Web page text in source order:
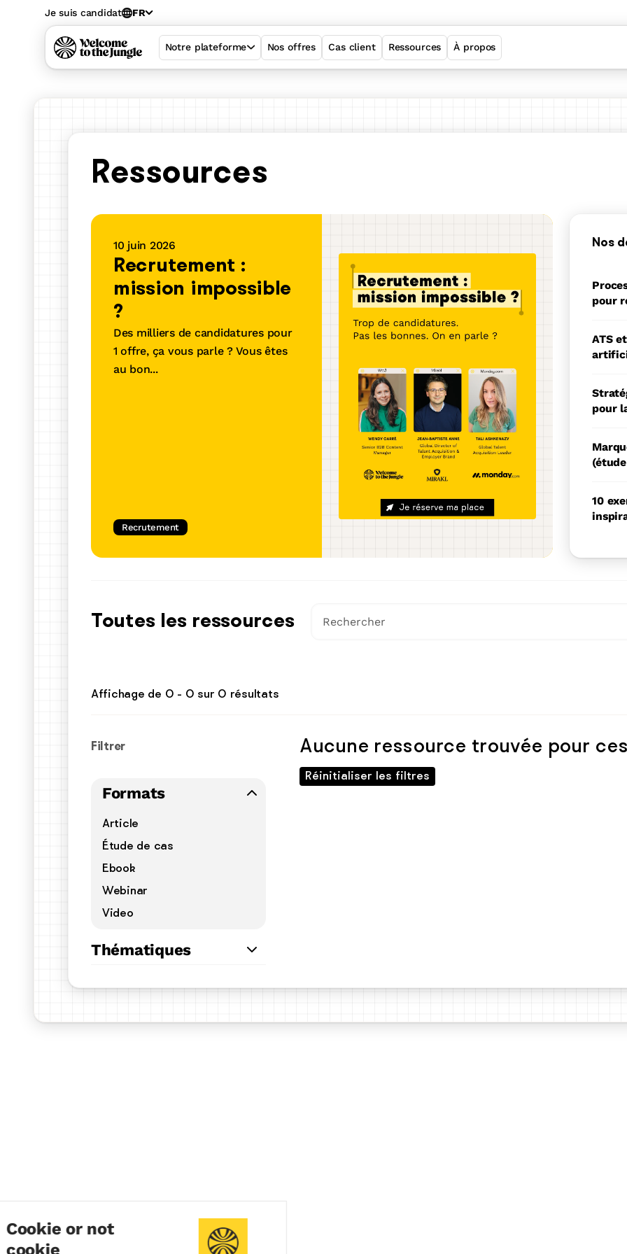
Cookie or not
cookie
Je suis candidat FR
Notre plateforme
Welcome Hiring Suite
Une solution tout-en-un avec 4 produits pour
vous démarquer et trouver les talents faits
pour vous
Welcome Job Matching
Nos offres Cas client Ressources À propos
Ressources
10 juin 2026
Recrutement :
mission impossible
?
Des milliers de candidatures pour
1 offre, ça vous parle ? Vous êtes
au bon...
Recrutement
Nos
pour
ATS
pour
10
Toutes les ressources Il s'agit d'un champ de recherche auquel est associée une
Affichage de 0 - 0 sur 0 résultats
Filtrer
Formats
Article
Étude de cas
Ebook
Webinar
Video
Thématiques
Aucune ressource trouvée pour
Réinitialiser les filtres